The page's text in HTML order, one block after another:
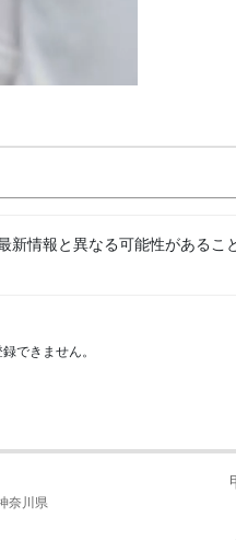
新情報と異なる可能性があるこ
できません。
奈川県